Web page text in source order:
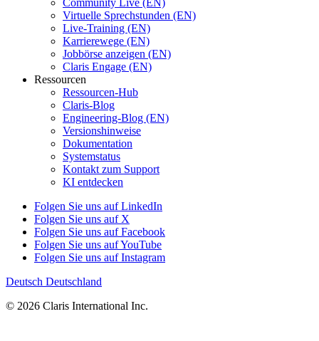
Community Live (EN)
Virtuelle Sprechstunden (EN)
Live-Training (EN)
Karrierewege (EN)
Jobbörse anzeigen (EN)
Claris Engage (EN)
Ressourcen
Ressourcen-Hub
Claris-Blog
Engineering-Blog (EN)
Versionshinweise
Dokumentation
Systemstatus
Kontakt zum Support
KI entdecken
Folgen Sie uns auf LinkedIn
Folgen Sie uns auf X
Folgen Sie uns auf Facebook
Folgen Sie uns auf YouTube
Folgen Sie uns auf Instagram
Deutsch Deutschland
© 2026 Claris International Inc.